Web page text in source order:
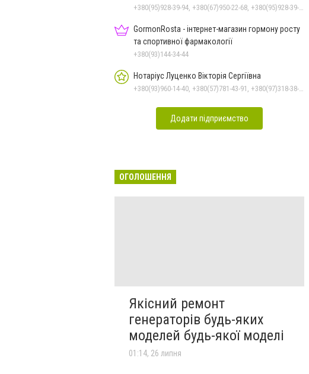
GormonRosta - інтернет-магазин гормону росту
та спортивної фармакології
+380(93)144-34-44
Нотаріус Луценко Вікторія Сергіївна
Додати підприємство
ОГОЛОШЕННЯ
Якісний ремонт
генераторів будь-яких
моделей будь-якої моделі
01:14, 26 липня